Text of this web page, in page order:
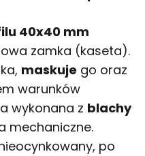
40x40 mm
zamka (kaseta).
maskuje go oraz
warunków
wykonana z blachy
mechaniczne.
po